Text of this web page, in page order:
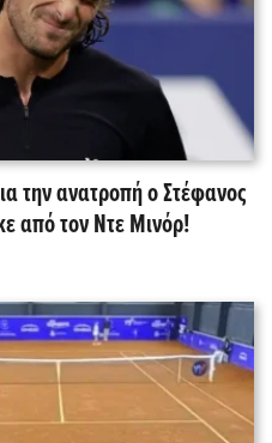
την ανατροπή ο Στέφανος
από τον Ντε Μινόρ!